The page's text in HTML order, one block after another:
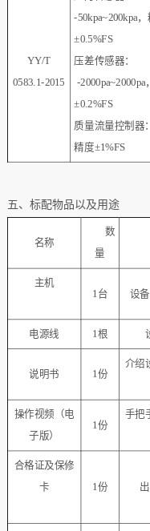
YY/T
0583.1-2015
-50kpa~200kpa，
±0.5%FS
压差传感器：
-2000pa~2000pa
±0.2%FS
质量流量控制器
精度±1%FS
五、标配物品以及用途
名称
数
量
主机
1台
设
电源线 1根
说明书 1份
介绍
操作视频（电
子版）
1份
手把
合格证及保修
卡 1份